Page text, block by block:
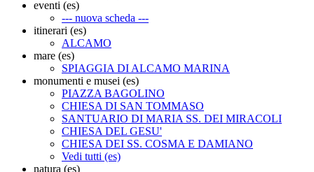
eventi (es)
--- nuova scheda ---
itinerari (es)
ALCAMO
mare (es)
SPIAGGIA DI ALCAMO MARINA
monumenti e musei (es)
PIAZZA BAGOLINO
CHIESA DI SAN TOMMASO
SANTUARIO DI MARIA SS. DEI MIRACOLI
CHIESA DEL GESU'
CHIESA DEI SS. COSMA E DAMIANO
Vedi tutti (es)
natura (es)